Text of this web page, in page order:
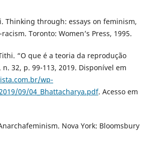
Thinking through: essays on feminism,
Toronto: Women’s Press, 1995.
Tithi. “O que é a teoria da reprodução
32, p. 99-113, 2019. Disponível em
wp-
09/04_Bhattacharya.pdf. Acesso em
Nova York: Bloomsbury